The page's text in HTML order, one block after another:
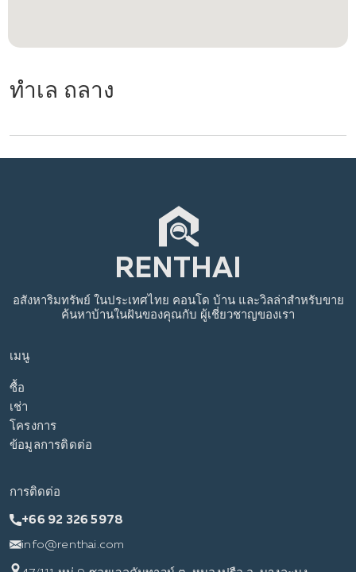
ทำเล ถลาง
เมนู
ซื้อ
เช่า
โครงการ
ข้อมูลการติดต่อ
อสังหาริมทรัพย์ ในประเทศไทย คอนโด บ้าน และวิลล่าสำหรับขาย
ค้นหาบ้านในฝันของคุณกับ ผู้เชี่ยวชาญของเรา
การติดต่อ
+66 92 326 5978
info@renthai.com